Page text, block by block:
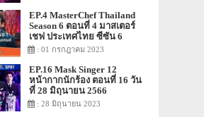
EP.4 MasterChef Thailand
Season 6 ตอนที่ 4 มาสเตอร์
เชฟ ประเทศไทย ซีซัน 6
: 01 กรกฎาคม 2023
EP.16 Mask Singer 12
หน้ากากนักร้อง ตอนที่ 16 วัน
ที่ 28 มิถุนายน 2566
: 28 มิถุนายน 2023